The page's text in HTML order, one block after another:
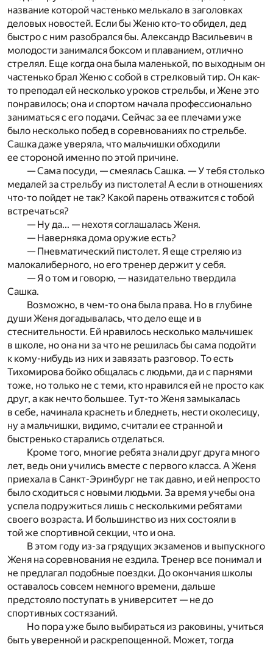
название которой частенько мелькало в заголовках
деловых новостей. Если бы Женю кто-то обидел, дед
быстро с ним разобрался бы. Александр Васильевич в
молодости занимался боксом и плаванием, отлично
стрелял. Еще когда она была маленькой, по выходным он
частенько брал Женю с собой в стрелковый тир. Он как-
то преподал ей несколько уроков стрельбы, и Жене это
понравилось; она и спортом начала профессионально
заниматься с его подачи. Сейчас за ее плечами уже
было несколько побед в соревнованиях по стрельбе.
Сашка даже уверяла, что мальчишки обходили
ее стороной именно по этой причине.
— Сама посуди, — смеялась Сашка. — У тебя столько
медалей за стрельбу из пистолета! А если в отношениях
что-то пойдет не так? Какой парень отважится с тобой
встречаться?
— Ну да... — нехотя соглашалась Женя.
— Наверняка дома оружие есть?
— Пневматический пистолет. Я еще стреляю из
малокалиберного, но его тренер держит у себя.
— Я о том и говорю, — назидательно твердила
Сашка.
Возможно, в чем-то она была права. Но в глубине
души Женя догадывалась, что дело еще и в
стеснительности. Ей нравилось несколько мальчишек
в школе, но она ни за что не решилась бы сама подойти
к кому-нибудь из них и завязать разговор. То есть
Тихомирова бойко общалась с людьми, да и с парнями
тоже, но только не с теми, кто нравился ей не просто как
друг, а как нечто большее. Тут-то Женя замыкалась
в себе, начинала краснеть и бледнеть, нести околесицу,
ну а мальчишки, видимо, считали ее странной и
быстренько старались отделаться.
Кроме того, многие ребята знали друг друга много
лет, ведь они учились вместе с первого класса. А Женя
приехала в Санкт-Эринбург не так давно, и ей непросто
было сходиться с новыми людьми. За время учебы она
успела подружиться лишь с несколькими ребятами
своего возраста. И большинство из них состояли в
той же спортивной секции, что и она.
В этом году из-за грядущих экзаменов и выпускного
Женя на соревнования не ездила. Тренер все понимал и
не предлагал подобные поездки. До окончания школы
оставалось совсем немного времени, дальше
предстояло поступать в университет — не до
спортивных состязаний.
Но пора уже было выбираться из раковины, учиться
быть уверенной и раскрепощенной. Может, тогда